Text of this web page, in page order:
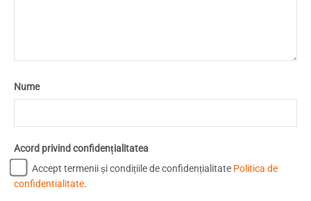
Nume
Acord privind confidențialitatea
Accept termenii și condițiile de confidențialitate Politica de
confidentialitate.